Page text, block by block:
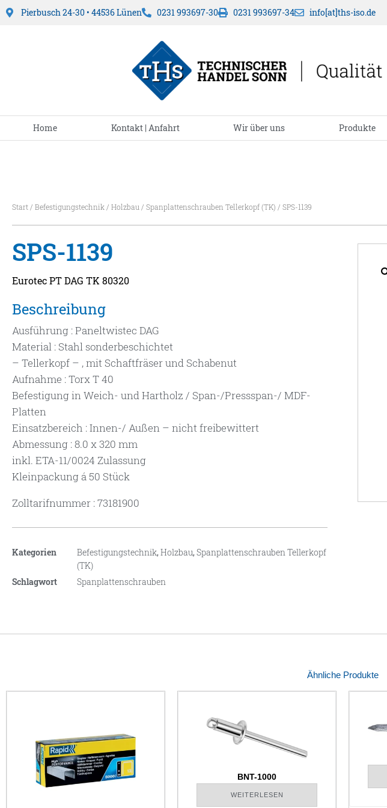
Pierbusch 24-30 • 44536 Lünen 0231 993697-30 0231 993697-34 info[at]ths-iso.de
Home Kontakt | Anfahrt Wir über uns Produkte
Start / Befestigungstechnik / Holzbau / Spanplattenschrauben Tellerkopf (TK) / SPS-1139
SPS-1139
Eurotec PT DAG TK 80320
Beschreibung
Ausführung : Paneltwistec DAG
Material : Stahl sonderbeschichtet
– Tellerkopf – , mit Schaftfräser und Schabenut
Aufnahme : Torx T 40
Befestigung in Weich- und Hartholz / Span-/Pressspan-/ MDF-
Platten
Einsatzbereich : Innen-/ Außen – nicht freibewittert
Abmessung : 8.0 x 320 mm
inkl. ETA-11/0024 Zulassung
Kleinpackung á 50 Stück
Zolltarifnummer : 73181900
Kategorien Befestigungstechnik,Holzbau,Spanplattenschrauben Tellerkopf
(TK)
Schlagwort
Spanplattenschrauben
Ähnliche Produkte
BNT-1000
WEITERLESEN